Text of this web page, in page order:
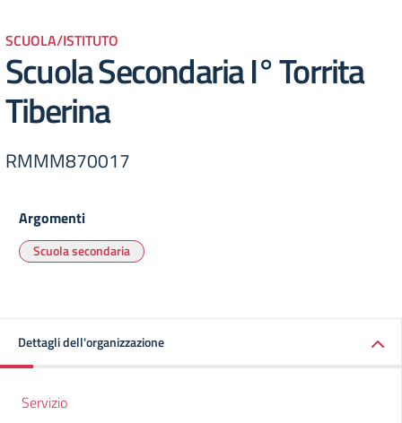
SCUOLA/ISTITUTO
Scuola Secondaria I° Torrita
Tiberina
RMMM870017
Argomenti
Scuola secondaria
Dettagli dell'organizzazione
Servizio